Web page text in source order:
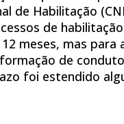
de Habilitação
de
meses, mas para
de
foi estendido